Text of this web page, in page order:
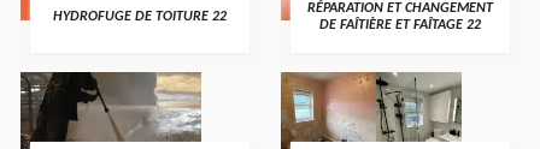
HYDROFUGE DE TOITURE 22
RÉPARATION ET CHANGEMENT
DE FAÎTIÈRE ET FAÎTAGE 22